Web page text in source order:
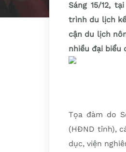
Sáng 15/12,
trình du lịch
cận du lịch
nhiều đại biểu
Tọa đàm do
(HĐND tỉnh),
dục, viện